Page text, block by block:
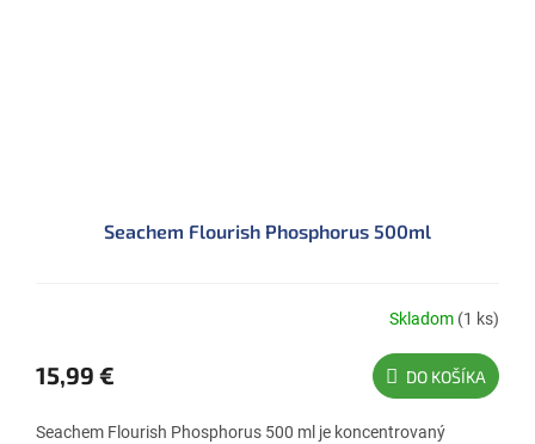
Seachem Flourish Phosphorus 500ml
Skladom (1 ks)
15,99 € DO KOŠÍKA
Seachem Flourish Phosphorus 500 ml je koncentrovaný